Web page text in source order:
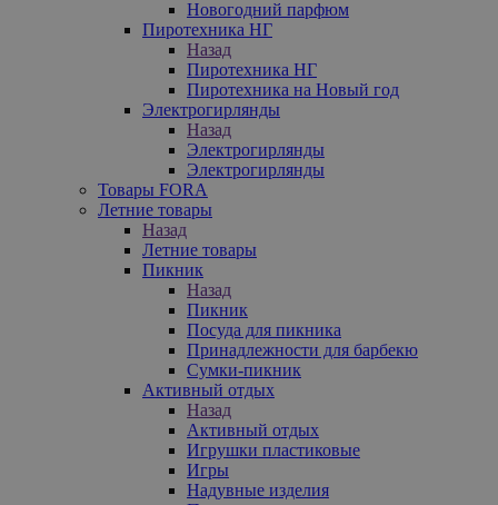
Новогодний парфюм
Пиротехника НГ
Назад
Пиротехника НГ
Пиротехника на Новый год
Электрогирлянды
Назад
Электрогирлянды
Электрогирлянды
Товары FORA
Летние товары
Назад
Летние товары
Пикник
Назад
Пикник
Посуда для пикника
Принадлежности для барбекю
Сумки-пикник
Активный отдых
Назад
Активный отдых
Игрушки пластиковые
Игры
Надувные изделия